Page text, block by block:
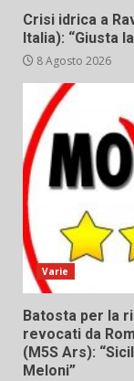
Crisi idrica a
Italia): “Giusta
8 Agosto 2026
Varie
Batosta per la
revocati da
(M5S Ars):
Meloni”